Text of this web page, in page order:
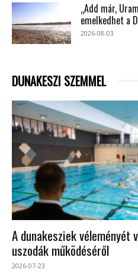
„Add már,
emelkedhet a
2026-08-03
DUNAKESZI SZEMMEL
A dunakesziek véleményét
uszodák működéséről
2026-07-23